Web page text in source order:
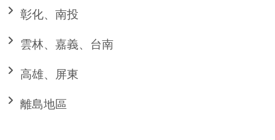
彰化、南投
雲林、嘉義、台南
高雄、屏東
離島地區